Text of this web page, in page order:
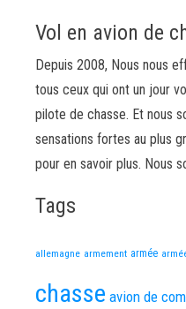
Vol en avion de
Depuis 2008, Nous nous
tous ceux qui ont un jour
pilote de chasse. Et nous
sensations fortes au plus
pour en savoir plus. Nous
Tags
allemagne armement armée
chasse avion de